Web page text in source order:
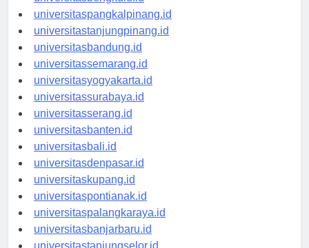
universitasbengkulu.id
universitaspangkalpinang.id
universitastanjungpinang.id
universitasbandung.id
universitassemarang.id
universitasyogyakarta.id
universitassurabaya.id
universitasserang.id
universitasbanten.id
universitasbali.id
universitasdenpasar.id
universitaskupang.id
universitaspontianak.id
universitaspalangkaraya.id
universitasbanjarbaru.id